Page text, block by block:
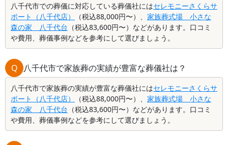
八千代市での葬儀に対応している葬儀社にはセレモニーさくらサ
ポート（八千代店）
（税込88,000円〜）、 家族葬式場 小さな
森の家 八千代台 （税込83,600円〜）などがあります。口コミ
や費用、葬儀事例などを参考にして選びましょう。
Q 八千代市で家族葬の実績が豊富な葬儀社は？
八千代市で家族葬の実績が豊富な葬儀社にはセレモニーさくらサ
ポート（八千代店）
（税込88,000円〜）、 家族葬式場 小さな
森の家 八千代台 （税込83,600円〜）などがあります。口コミ
や費用、葬儀事例などを参考にして選びましょう。